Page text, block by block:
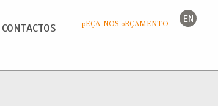
EN
CONTACTOS pEÇA-NOS oRÇAMENTO